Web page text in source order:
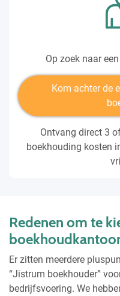
Op zoek naar
Kom achter de
Ontvang direct 3
boekhouding kosten
Redenen om te
Er zitten meerdere
“Jistrum boekhouder”
bedrijfsvoering. We